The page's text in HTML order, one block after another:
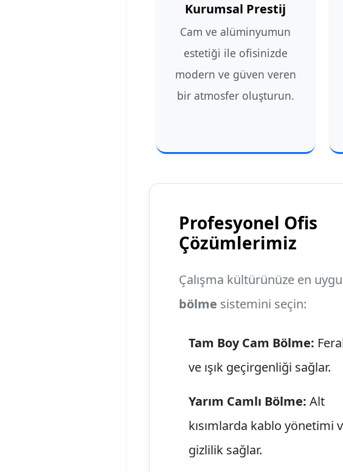
Kurumsal Prestij
Cam ve alüminyumun
estetiği ile ofisinizde
modern ve güven veren
bir atmosfer oluşturun.
Profesyonel Ofis
Çözümlerimiz
Çalışma kültürünüze en
bölme sistemini seçin:
Tam Boy Cam Bölme:
ve ışık geçirgenliği sağlar.
Yarım Camlı Bölme: Alt
kısımlarda kablo yönetimi
gizlilik sağlar.